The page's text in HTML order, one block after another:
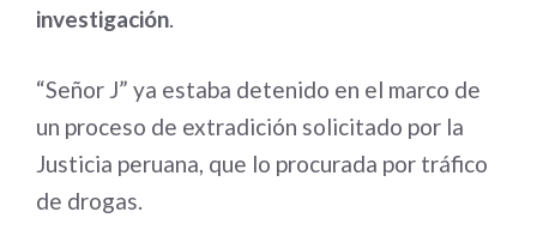
investigación.
“Señor J” ya estaba detenido en el marco de
un proceso de extradición solicitado por la
Justicia peruana, que lo procurada por tráfico
de drogas.